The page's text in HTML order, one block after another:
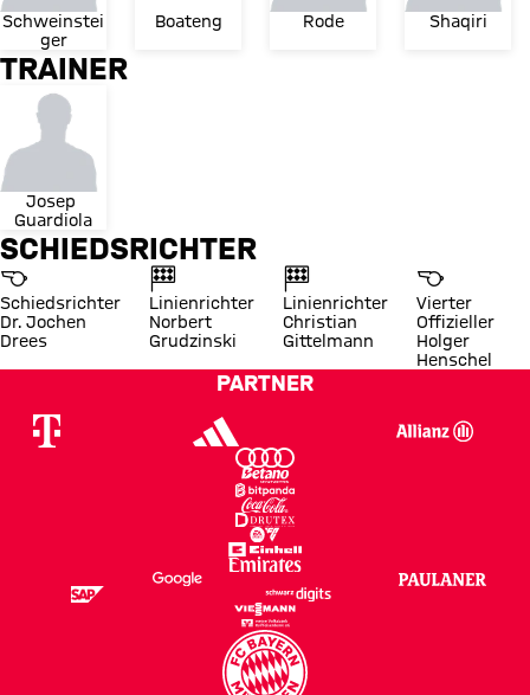
Schweinstei
ger
Boateng Rode Shaqiri
TRAINER
Josep
Guardiola
SCHIEDSRICHTER
Schiedsrichter
Dr. Jochen
Drees
Linienrichter
Norbert
Grudzinski
Linienrichter
Christian
Gittelmann
Vierter
Offizieller
Holger
Henschel
PARTNER